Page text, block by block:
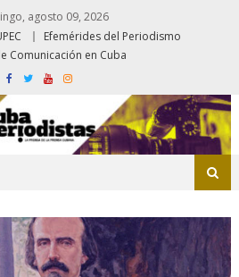
agosto 09, 2026
Efemérides del Periodismo
Comunicación en Cuba